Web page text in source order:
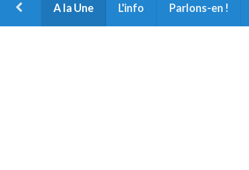
A la Une L'info Parlons-en !